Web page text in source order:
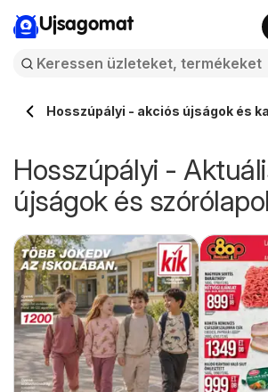
Ujsagomat
Hosszúpályi - akciós újságok és
Hosszúpályi -
újságok és